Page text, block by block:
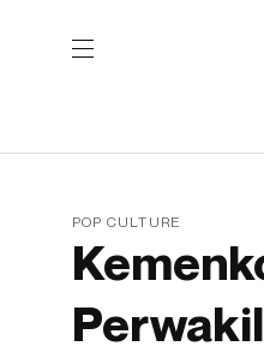
POP CULTURE